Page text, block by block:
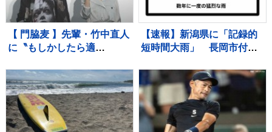
などに厳重警戒必要
【 門脇麦 】先輩・竹中直人
に〝もしかしたら適
が望んでると、やる〟「ア
ドリブ」認める
【速報】新潟県に「記録的
短時間大雨」 長岡市付近
な雨 災害警戒 8日15:28時
点